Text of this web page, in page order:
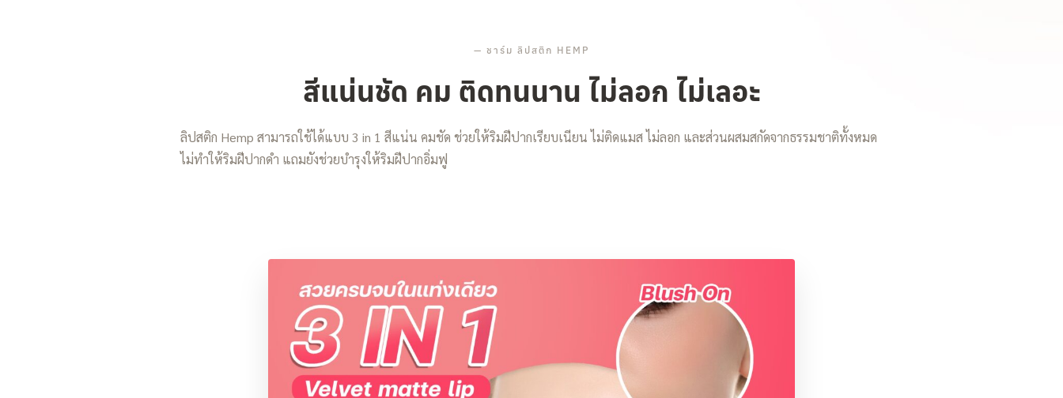
— ชาร์ม ลิปสติก HEMP
สีแน่นชัด คม ติดทนนาน ไม่ลอก ไม่เลอะ
ลิปสติก Hemp สามารถใช้ได้แบบ 3 in 1 สีแน่น คมชัด ช่วยให้ริมฝีปากเรียบเนียน ไม่ติดแมส ไม่ลอก และส่วนผสมสกัดจากธรรมชาติทั้งหมด
ไม่ทำให้ริมฝีปากดำ แถมยังช่วยบำรุงให้ริมฝีปากอิ่มฟู